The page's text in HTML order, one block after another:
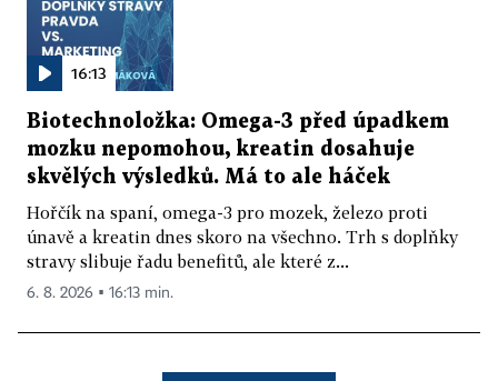
16:13
Biotechnoložka: Omega-3 před úpadkem
mozku nepomohou, kreatin dosahuje
skvělých výsledků. Má to ale háček
Hořčík na spaní, omega-3 pro mozek, železo proti
únavě a kreatin dnes skoro na všechno. Trh s doplňky
stravy slibuje řadu benefitů, ale které z...
6. 8. 2026 ▪ 16:13 min.